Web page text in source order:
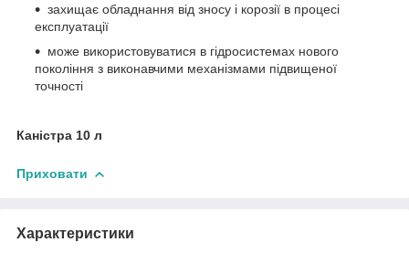
захищає обладнання від зносу і корозії в процесі
експлуатації
може використовуватися в гідросистемах нового
покоління з виконавчими механізмами підвищеної
точності
Каністра 10 л
Приховати
Характеристики